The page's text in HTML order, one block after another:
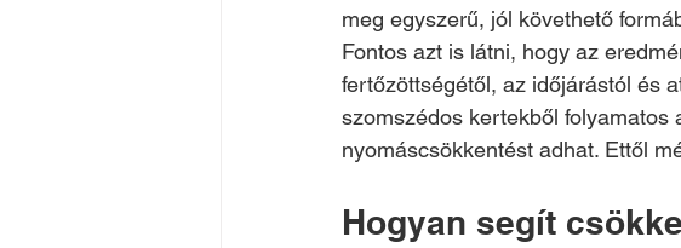
meg egyszerű, jól követhető
Fontos azt is látni, hogy az
fertőzöttségétől, az időjárástól és
szomszédos kertekből folyamatos
nyomáscsökkentést adhat. Ettől
Hogyan segít